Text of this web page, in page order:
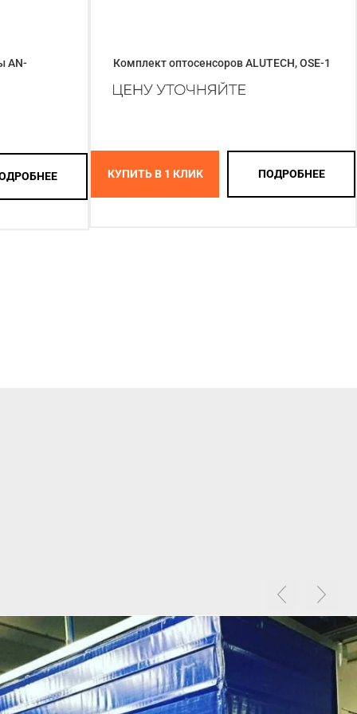
AN- Комплект оптосенсоров ALUTECH, OSE-1
КУПИТЬ В 1 КЛИК ПОДРОБНЕЕ